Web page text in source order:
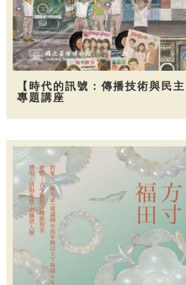
【時代的訊號：傳播技術與民
專題講座